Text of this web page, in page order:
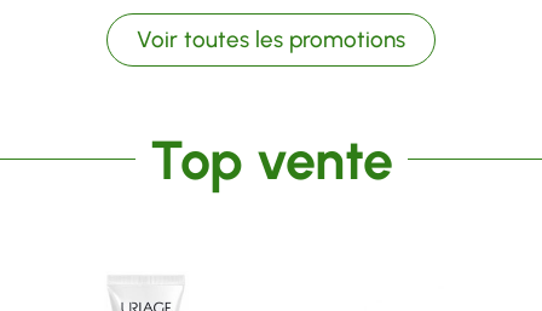
Voir toutes les promotions
Top vente